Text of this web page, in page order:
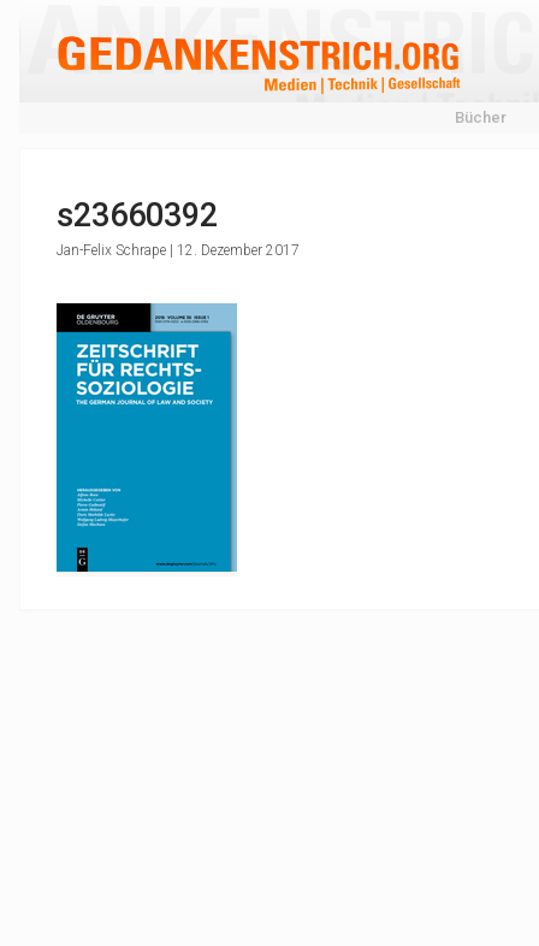
Bücher
s23660392
Jan-Felix Schrape | 12. Dezember 2017